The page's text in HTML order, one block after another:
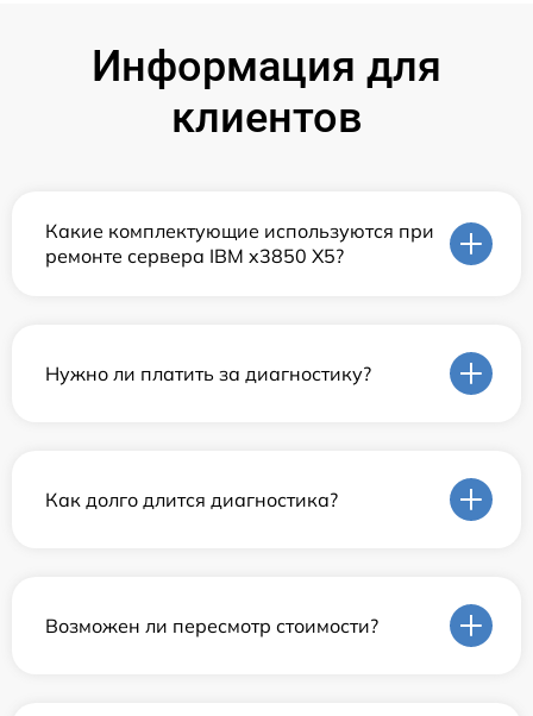
Информация для
клиентов
Какие комплектующие используются при
ремонте сервера IBM x3850 X5?
Нужно ли платить за диагностику?
Как долго длится диагностика?
Возможен ли пересмотр стоимости?